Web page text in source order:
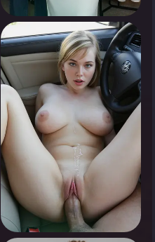
0
Appuyez pour voir